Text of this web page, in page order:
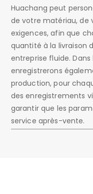
Huachang peut
de votre matériau, de
exigences, afin que
quantité à la livraison
entreprise fluide.
enregistrerons
production, pour
des enregistrements
garantir que les
service après-vente.